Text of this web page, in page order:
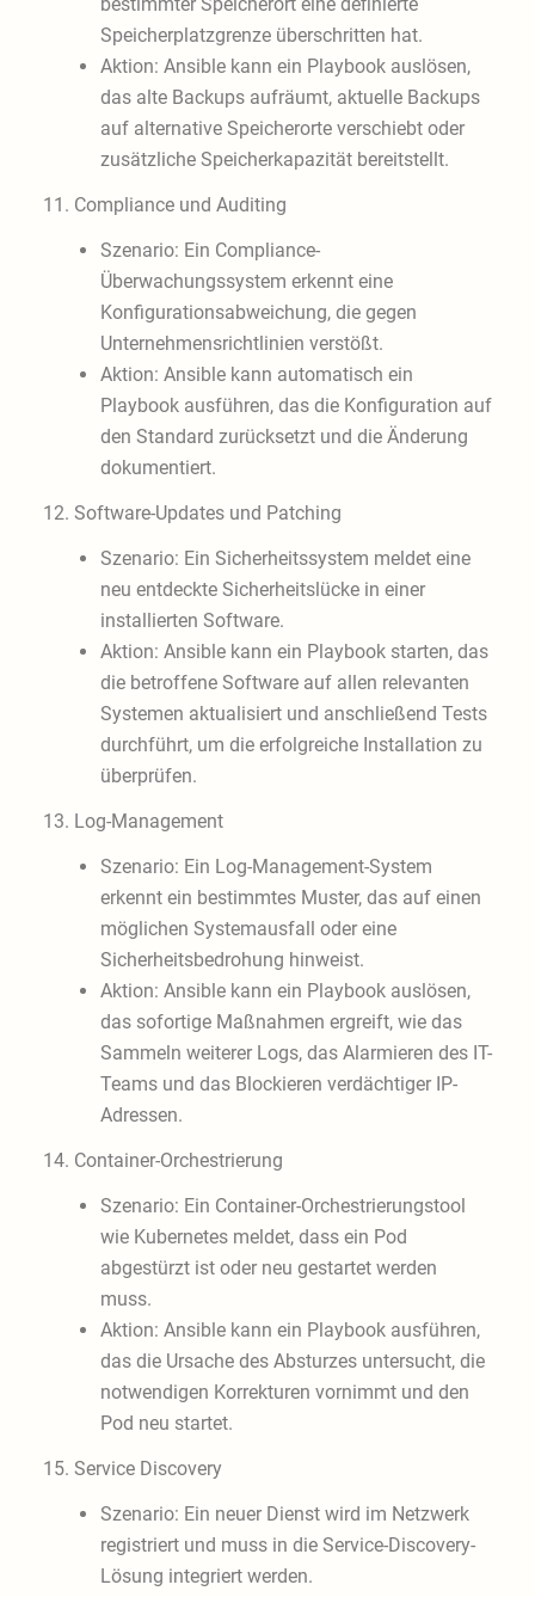
Speicherplatzgrenze überschritten hat.
Aktion: Ansible kann ein Playbook auslösen,
das alte Backups aufräumt, aktuelle Backups
auf alternative Speicherorte verschiebt oder
zusätzliche Speicherkapazität bereitstellt.
11. Compliance und Auditing
Szenario: Ein Compliance-
Überwachungssystem erkennt eine
Konfigurationsabweichung, die gegen
Unternehmensrichtlinien verstößt.
Aktion: Ansible kann automatisch ein
Playbook ausführen, das die Konfiguration auf
den Standard zurücksetzt und die Änderung
dokumentiert.
12. Software-Updates und Patching
Szenario: Ein Sicherheitssystem meldet eine
neu entdeckte Sicherheitslücke in einer
installierten Software.
Aktion: Ansible kann ein Playbook starten, das
die betroffene Software auf allen relevanten
Systemen aktualisiert und anschließend Tests
durchführt, um die erfolgreiche Installation zu
überprüfen.
13. Log-Management
Szenario: Ein Log-Management-System
erkennt ein bestimmtes Muster, das auf einen
möglichen Systemausfall oder eine
Sicherheitsbedrohung hinweist.
Aktion: Ansible kann ein Playbook auslösen,
das sofortige Maßnahmen ergreift, wie das
Sammeln weiterer Logs, das Alarmieren des IT-
Teams und das Blockieren verdächtiger IP-
Adressen.
14. Container-Orchestrierung
Szenario: Ein Container-Orchestrierungstool
wie Kubernetes meldet, dass ein Pod
abgestürzt ist oder neu gestartet werden
muss.
Aktion: Ansible kann ein Playbook ausführen,
das die Ursache des Absturzes untersucht, die
notwendigen Korrekturen vornimmt und den
Pod neu startet.
15. Service Discovery
Szenario: Ein neuer Dienst wird im Netzwerk
registriert und muss in die Service-Discovery-
Lösung integriert werden.